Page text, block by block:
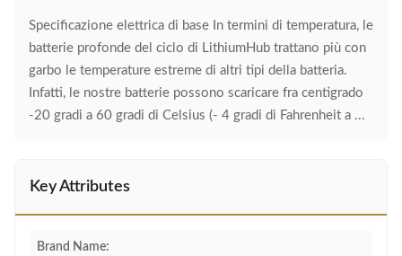
Specificazione elettrica di base In termini di temperatura, le
batterie profonde del ciclo di LithiumHub trattano più con
garbo le temperature estreme di altri tipi della batteria.
Infatti, le nostre batterie possono scaricare fra centigrado
-20 gradi a 60 gradi di Celsius (- 4 gradi di Fahrenheit a ...
Key Attributes
Brand Name: